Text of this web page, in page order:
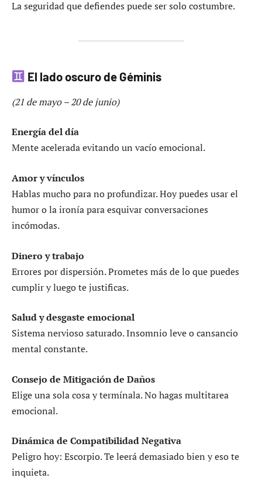
La seguridad que defiendes puede ser solo costumbre.
El lado oscuro de Géminis
(21 de mayo – 20 de junio)
Energía del día
Mente acelerada evitando un vacío emocional.
Amor y vínculos
Hablas mucho para no profundizar. Hoy puedes usar el
humor o la ironía para esquivar conversaciones
incómodas.
Dinero y trabajo
Errores por dispersión. Prometes más de lo que puedes
cumplir y luego te justificas.
Salud y desgaste emocional
Sistema nervioso saturado. Insomnio leve o cansancio
mental constante.
Consejo de Mitigación de Daños
Elige una sola cosa y termínala. No hagas multitarea
emocional.
Dinámica de Compatibilidad Negativa
Peligro hoy: Escorpio. Te leerá demasiado bien y eso te
inquieta.